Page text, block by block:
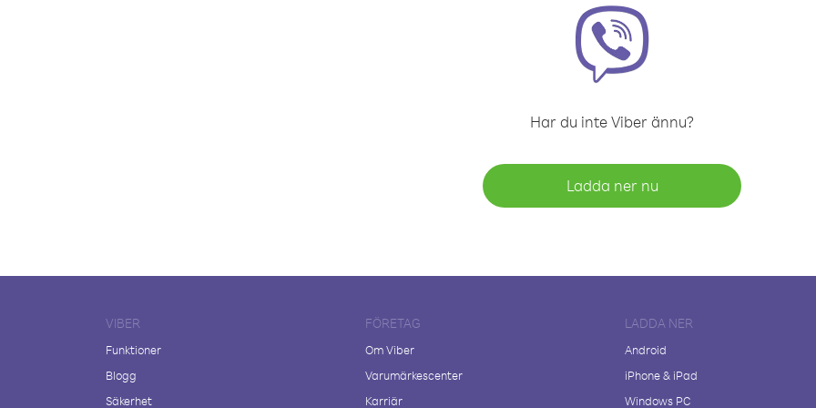
Har du inte Viber ännu?
Ladda ner nu
VIBER
Funktioner
Blogg
Säkerhet
FÖRETAG
Om Viber
Varumärkescenter
Karriär
LADDA NER
Android
iPhone & iPad
Windows PC